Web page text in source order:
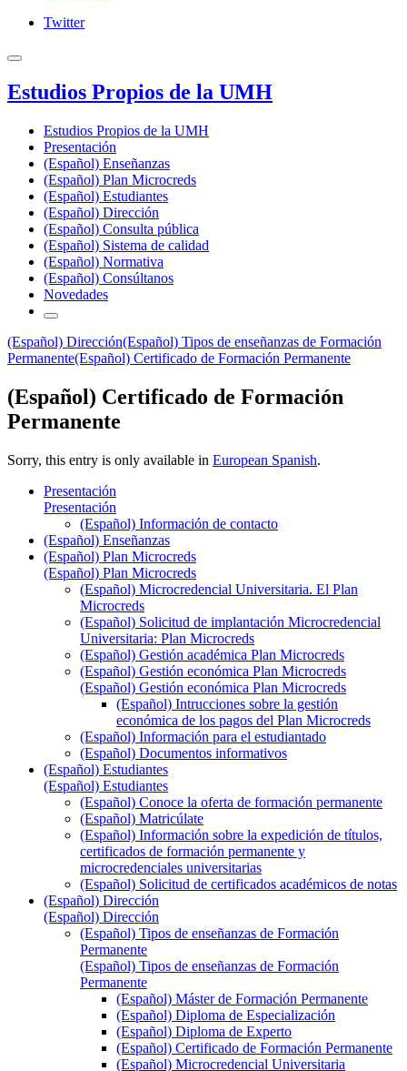
Twitter
Estudios Propios de la UMH
Estudios Propios de la UMH
Presentación
(Español) Enseñanzas
(Español) Plan Microcreds
(Español) Estudiantes
(Español) Dirección
(Español) Consulta pública
(Español) Sistema de calidad
(Español) Normativa
(Español) Consúltanos
Novedades
(Español) Dirección(Español) Tipos de enseñanzas de Formación
Permanente(Español) Certificado de Formación Permanente
(Español) Certificado de Formación
Permanente
Sorry, this entry is only available in European Spanish.
Presentación
Presentación
(Español) Información de contacto
(Español) Enseñanzas
(Español) Plan Microcreds
(Español) Plan Microcreds
(Español) Microcredencial Universitaria. El Plan
Microcreds
(Español) Solicitud de implantación Microcredencial
Universitaria: Plan Microcreds
(Español) Gestión académica Plan Microcreds
(Español) Gestión económica Plan Microcreds
(Español) Gestión económica Plan Microcreds
(Español) Intrucciones sobre la gestión
económica de los pagos del Plan Microcreds
(Español) Información para el estudiantado
(Español) Documentos informativos
(Español) Estudiantes
(Español) Estudiantes
(Español) Conoce la oferta de formación permanente
(Español) Matricúlate
(Español) Información sobre la expedición de títulos,
certificados de formación permanente y
microcredenciales universitarias
(Español) Solicitud de certificados académicos de notas
(Español) Dirección
(Español) Dirección
(Español) Tipos de enseñanzas de Formación
Permanente
(Español) Tipos de enseñanzas de Formación
Permanente
(Español) Máster de Formación Permanente
(Español) Diploma de Especialización
(Español) Diploma de Experto
(Español) Certificado de Formación Permanente
(Español) Microcredencial Universitaria